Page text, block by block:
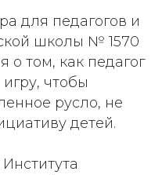
для педагогов и
школы № 1570
о том, как педагог
чтобы
русло, не
детей.